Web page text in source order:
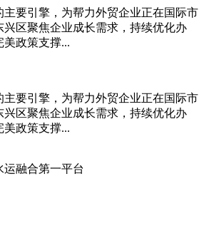
要引擎，为帮力外贸企业正在国际市
区聚焦企业成长需求，持续优化办
政策支撑...
要引擎，为帮力外贸企业正在国际市
区聚焦企业成长需求，持续优化办
政策支撑...
融合第一平台